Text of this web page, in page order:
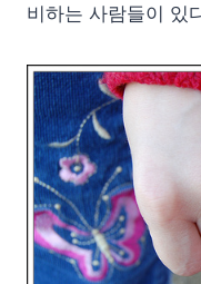
비하는 사람들이 있